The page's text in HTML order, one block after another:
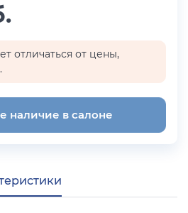
отличаться от цены,
наличие в салоне